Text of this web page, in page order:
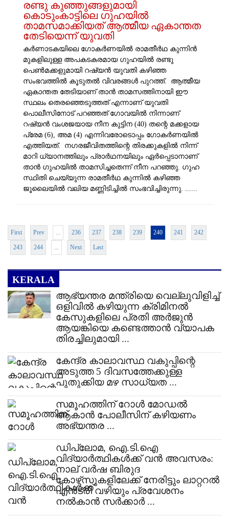
രണ്ടു കുഞ്ഞുങ്ങളുമായി
കൊടുംകാട്ടിലെ ​ഗുഹയിൽ
താമസമാക്കിയത് ആത്മീയ ഏകാന്തത
തേടിയെന്ന് യുവതി
കർണാടകയിലെ ഗോകർണയിൽ രാമതീർഥ കുന്നിൻ
മുകളിലുള്ള അപകടകരമായ ഗുഹയിൽ രണ്ടു
പെൺമക്കളുമായി റഷ്യൻ യുവതി കഴിഞ്ഞ
സംഭവത്തിൽ കൂടുതൽ വിവരങ്ങൾ പുറത്ത്. ആത്മീയ
ഏകാന്തത തേടിയാണ് താൻ താമസത്തിനായി ഈ
സ്ഥലം തെരഞ്ഞെടുത്തത് എന്നാണ് യുവതി
പൊലീസിനോട് പറഞ്ഞത് ​ഗോവയിൽ നിന്നാണ്
റഷ്യൻ വംശജയായ നീന കുട്ടിന (40) തന്റെ മക്കളായ
പ്രേമ (6), അമ (4) എന്നിവരോടൊപ്പം ​ഗോകർണയിൽ
എത്തിയത്. നഗരജീവിതത്തിന്റെ തിരക്കുകളിൽ നിന്ന്
മാറി ധ്യാനത്തിലും പ്രാർഥനയിലും ഏർപ്പെടാനാണ്
താൻ ഗുഹയിൽ താമസിച്ചതെന്ന് നീന പറഞ്ഞു. ഗുഹ
സ്ഥിതി ചെയ്യുന്ന രാമതീർഥ കുന്നിൽ കഴിഞ്ഞ
ജൂലൈയിൽ വലിയ മണ്ണിടിച്ചിൽ സംഭവിച്ചിരുന്നു. ......
First Prev ... 236 237 238 239 240 241 242
243 244 ... Next Last
KERALA
ആഭ്യന്തര മന്ത്രിയെ വെല്ലുവിളിച്ച്‌
ഒളിവില്‍ കഴിയുന്ന ക്രിമിനല്‍
കേസുകളിലെ പ്രതി അര്‍ജുന്‍
ആയങ്കിയെ കണ്ടെത്താന്‍ വ്യാപക
തിരച്ചിലുമായി ...
കേന്ദ്ര കാലാവസ്ഥ വകുപ്പിന്റെ
അടുത്ത 5 ദിവസത്തേക്കുള്ള
പുതുക്കിയ മഴ സാധ്യത ...
സമൂഹത്തിന് റോള്‍ മോഡല്‍
ആകാന്‍ പോലീസിന് കഴിയണം
അഭ്യന്തര ...
​ഡിപ്ലോമ, ഐ.ടി.ഐ
വിദ്യാർത്ഥികൾക്ക് വൻ അവസരം:
നാല് വർഷ ബിരുദ
കോഴ്‌സുകളിലേക്ക് നേരിട്ടും ലാറ്ററൽ
എൻട്രി വഴിയും പ്രവേശനം
നൽകാൻ സർക്കാർ ...